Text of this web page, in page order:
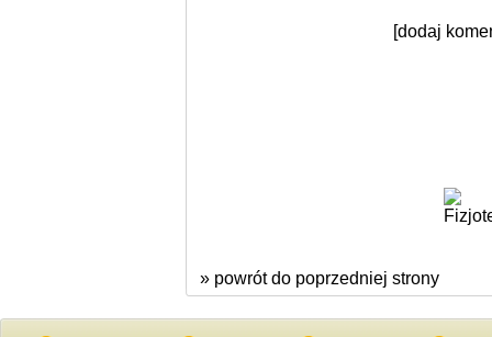
[dodaj
» powrót do poprzedniej strony